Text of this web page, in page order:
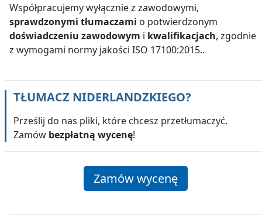
Współpracujemy wyłącznie z zawodowymi,
sprawdzonymi tłumaczami o potwierdzonym
doświadczeniu zawodowym i kwalifikacjach, zgodnie
z wymogami normy jakości ISO 17100:2015..
TŁUMACZ NIDERLANDZKIEGO?
Prześlij do nas pliki, które chcesz przetłumaczyć.
Zamów bezpłatną wycenę!
Zamów wycenę